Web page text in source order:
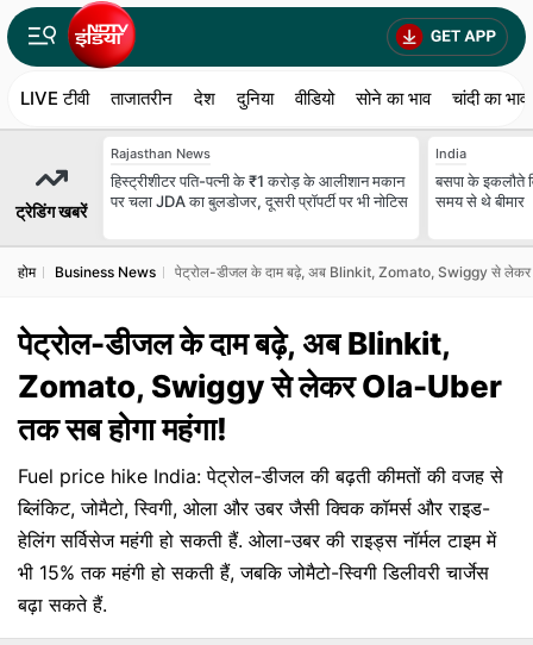
LIVE टीवी ताजातरीन देश दुनिया वीडियो सोने का भाव चांदी का भाव
ट्रेडिंग खबरें
Rajasthan News
हिस्ट्रीशीटर पति-पत्नी के ₹1 करोड़ के आलीशान मकान
पर चला JDA का बुलडोजर, दूसरी प्रॉपर्टी पर भी नोटिस
India
बसपा के इकलौते
समय से थे बीमार
होम Business News पेट्रोल-डीजल के दाम बढ़े, अब Blinkit, Zomato, Swiggy से लेकर
पेट्रोल-डीजल के दाम बढ़े, अब Blinkit,
Zomato, Swiggy से लेकर Ola-Uber
तक सब होगा महंगा!
Fuel price hike India: पेट्रोल-डीजल की बढ़ती कीमतों की वजह से
ब्लिंकिट, जोमैटो, स्विगी, ओला और उबर जैसी क्विक कॉमर्स और राइड-
हेलिंग सर्विसेज महंगी हो सकती हैं. ओला-उबर की राइड्स नॉर्मल टाइम में
भी 15% तक महंगी हो सकती हैं, जबकि जोमैटो-स्विगी डिलीवरी चार्जेस
बढ़ा सकते हैं.